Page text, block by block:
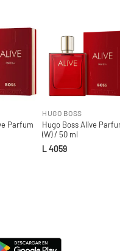
Parfum
HUGO BOSS
Hugo Boss Alive
(W) / 50 ml
L 4059